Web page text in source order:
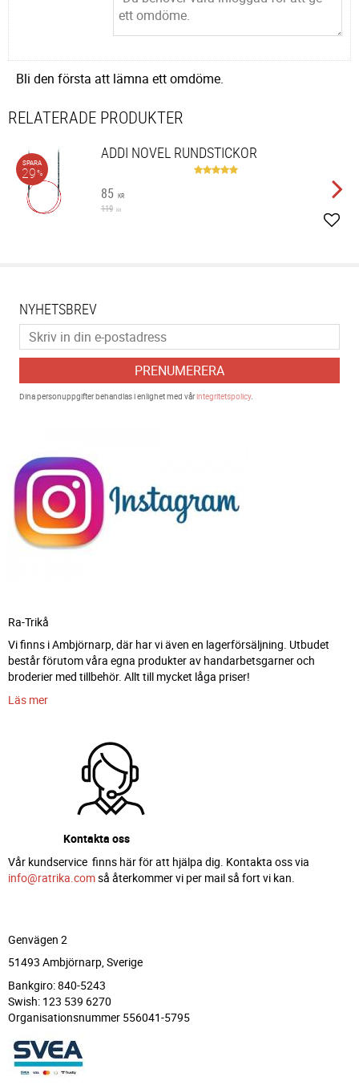
Bli den första att lämna ett omdöme.
RELATERADE PRODUKTER
ADDI NOVEL RUNDSTICKOR
85 KR
119 KR
SPARA
29%
NYHETSBREV
PRENUMERERA
Dina personuppgifter behandlas i enlighet med vårintegritetspolicy.
Ra-Trikå
Vi finns i Ambjörnarp, där har vi även en lagerförsäljning. Utbudet
består förutom våra egna produkter av handarbetsgarner och
broderier med tillbehör. Allt till mycket låga priser!
Läs mer
Kontakta oss
Vår kundservice finns här för att hjälpa dig. Kontakta oss via
info@ratrika.comså återkommer vi per mail så fort vi kan.
Genvägen 2
51493 Ambjörnarp, Sverige
Bankgiro: 840-5243
Swish: 123 539 6270
Organisationsnummer 556041-5795